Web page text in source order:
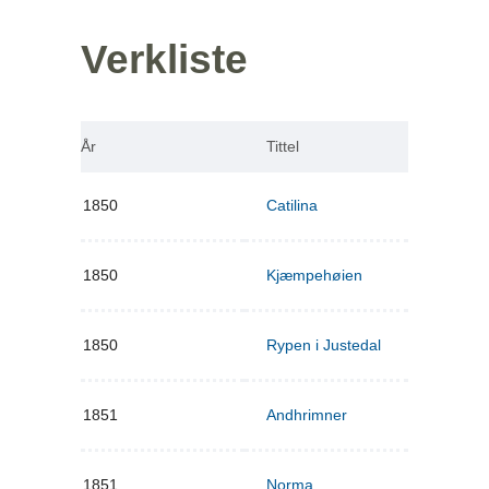
Verkliste
År Tittel
1850 Catilina
1850 Kjæmpehøien
1850 Rypen i Justedal
1851 Andhrimner
1851 Norma